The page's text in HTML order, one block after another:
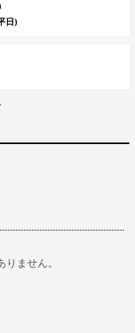
日)
ません。